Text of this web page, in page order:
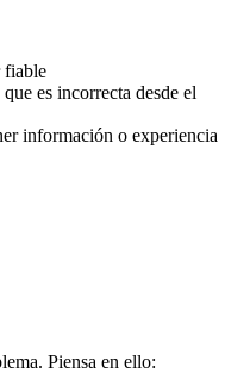
fiable
es incorrecta desde el
información o experiencia
Piensa en ello: